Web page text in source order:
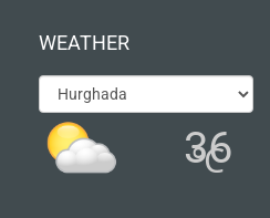
WEATHER
36
℃